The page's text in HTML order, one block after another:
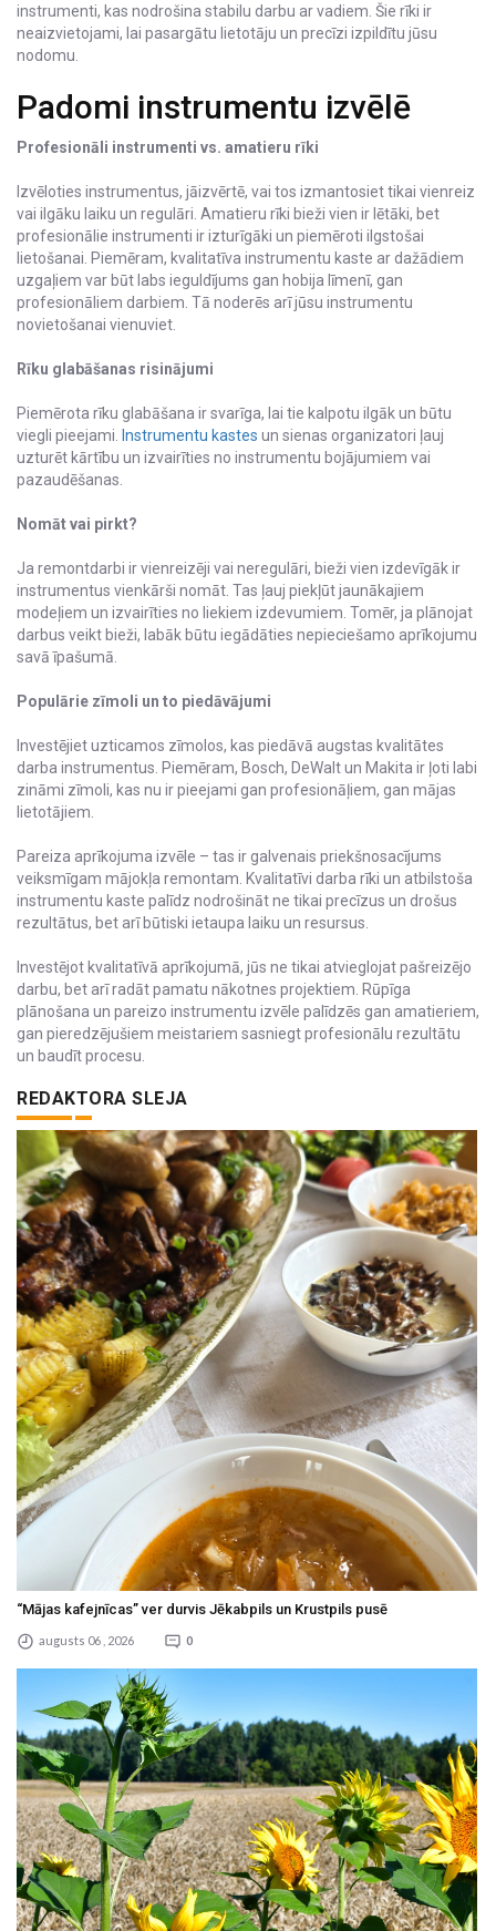
instrumenti, kas nodrošina stabilu darbu ar vadiem. Šie rīki ir
neaizvietojami, lai pasargātu lietotāju un precīzi izpildītu jūsu
nodomu.
Padomi instrumentu izvēlē
Profesionāli instrumenti vs. amatieru rīki
Izvēloties instrumentus, jāizvērtē, vai tos izmantosiet tikai vienreiz
vai ilgāku laiku un regulāri. Amatieru rīki bieži vien ir lētāki, bet
profesionālie instrumenti ir izturīgāki un piemēroti ilgstošai
lietošanai. Piemēram, kvalitatīva instrumentu kaste ar dažādiem
uzgaļiem var būt labs ieguldījums gan hobija līmenī, gan
profesionāliem darbiem. Tā noderēs arī jūsu instrumentu
novietošanai vienuviet.
Rīku glabāšanas risinājumi
Piemērota rīku glabāšana ir svarīga, lai tie kalpotu ilgāk un būtu
viegli pieejami. Instrumentu kastes un sienas organizatori ļauj
uzturēt kārtību un izvairīties no instrumentu bojājumiem vai
pazaudēšanas.
Nomāt vai pirkt?
Ja remontdarbi ir vienreizēji vai neregulāri, bieži vien izdevīgāk ir
instrumentus vienkārši nomāt. Tas ļauj piekļūt jaunākajiem
modeļiem un izvairīties no liekiem izdevumiem. Tomēr, ja plānojat
darbus veikt bieži, labāk būtu iegādāties nepieciešamo aprīkojumu
savā īpašumā.
Populārie zīmoli un to piedāvājumi
Investējiet uzticamos zīmolos, kas piedāvā augstas kvalitātes
darba instrumentus. Piemēram, Bosch, DeWalt un Makita ir ļoti labi
zināmi zīmoli, kas nu ir pieejami gan profesionāļiem, gan mājas
lietotājiem.
Pareiza aprīkojuma izvēle – tas ir galvenais priekšnosacījums
veiksmīgam mājokļa remontam. Kvalitatīvi darba rīki un atbilstoša
instrumentu kaste palīdz nodrošināt ne tikai precīzus un drošus
rezultātus, bet arī būtiski ietaupa laiku un resursus.
Investējot kvalitatīvā aprīkojumā, jūs ne tikai atvieglojat pašreizējo
darbu, bet arī radāt pamatu nākotnes projektiem. Rūpīga
plānošana un pareizo instrumentu izvēle palīdzēs gan amatieriem,
gan pieredzējušiem meistariem sasniegt profesionālu rezultātu
un baudīt procesu.
REDAKTORA SLEJA
“Mājas kafejnīcas” ver durvis Jēkabpils un Krustpils pusē
augusts 06 , 2026 0